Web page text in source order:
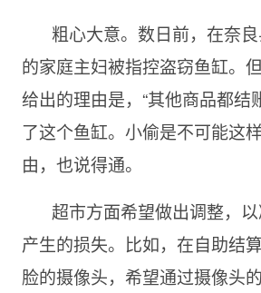
粗心大意。数日前，在奈
的家庭主妇被指控盗窃鱼缸。
给出的理由是，“其他商品都结
了这个鱼缸。小偷是不可能这
由，也说得通。
超市方面希望做出调整，
产生的损失。比如，在自助结
脸的摄像头，希望通过摄像头